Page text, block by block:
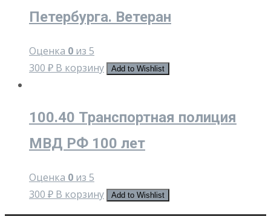
Петербурга. Ветеран
Оценка 0 из 5
300 ₽ В корзину Add to Wishlist
100.40 Транспортная полиция
МВД РФ 100 лет
Оценка 0 из 5
300 ₽ В корзину Add to Wishlist